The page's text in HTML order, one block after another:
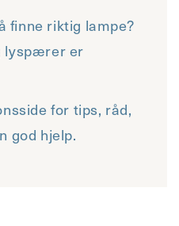
finne riktig lampe?
lyspærer er
for tips, råd,
god hjelp.